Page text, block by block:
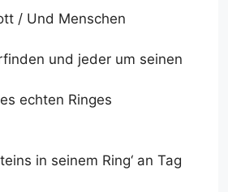
/ Und Menschen
und jeder um seinen
echten Ringes
in seinem Ring‘ an Tag